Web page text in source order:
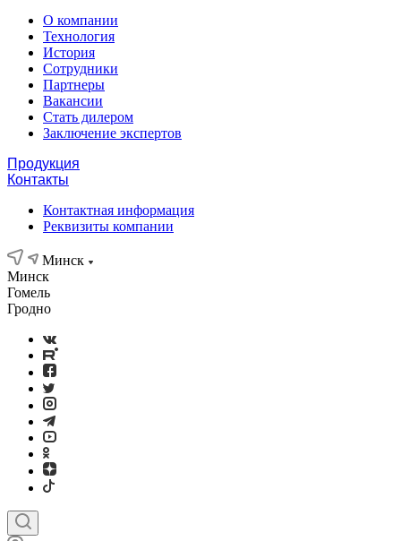
О компании
Технология
История
Сотрудники
Партнеры
Вакансии
Стать дилером
Заключение экспертов
Продукция
Контакты
Контактная информация
Реквизиты компании
Минск
Минск
Гомель
Гродно